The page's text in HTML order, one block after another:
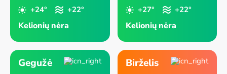
+24° +22°
Kelionių nėra
+27° +22°
Kelionių nėra
Gegužė Birželis